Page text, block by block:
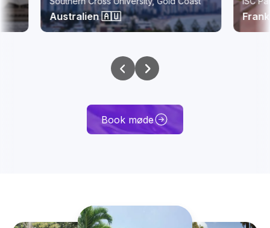
Australien 🇦🇺 Frankrig
Book møde